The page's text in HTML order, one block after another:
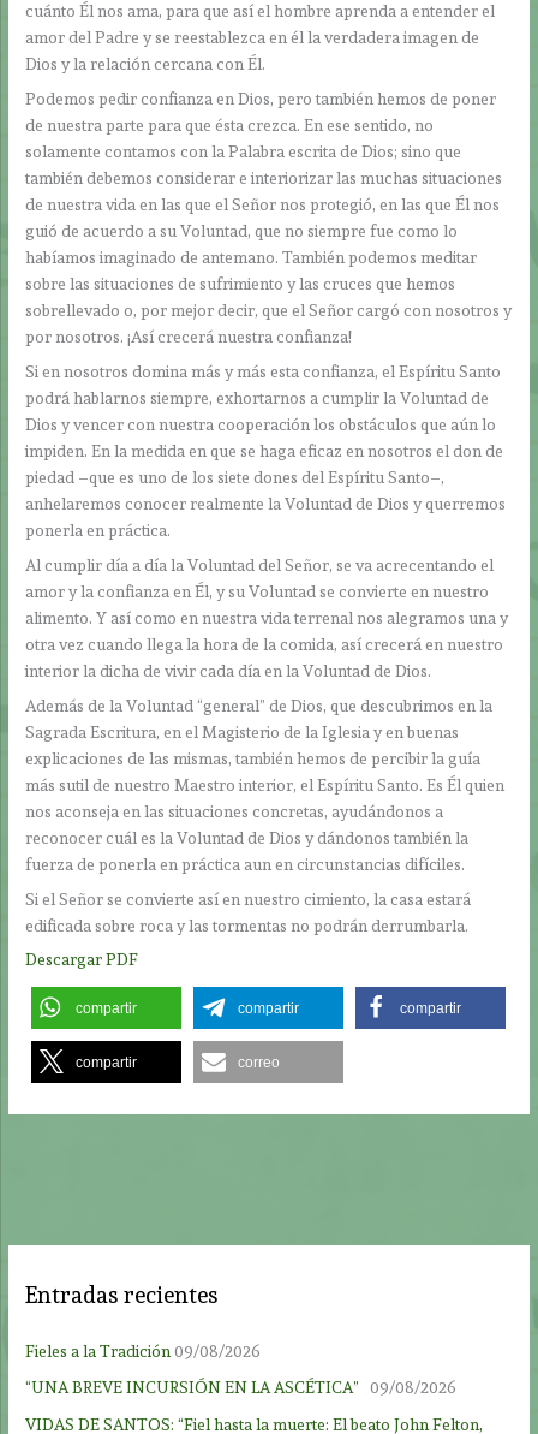
cuánto Él nos ama, para que así el hombre aprenda a entender el
amor del Padre y se reestablezca en él la verdadera imagen de
Dios y la relación cercana con Él.
Podemos pedir confianza en Dios, pero también hemos de poner
de nuestra parte para que ésta crezca. En ese sentido, no
solamente contamos con la Palabra escrita de Dios; sino que
también debemos considerar e interiorizar las muchas situaciones
de nuestra vida en las que el Señor nos protegió, en las que Él nos
guió de acuerdo a su Voluntad, que no siempre fue como lo
habíamos imaginado de antemano. También podemos meditar
sobre las situaciones de sufrimiento y las cruces que hemos
sobrellevado o, por mejor decir, que el Señor cargó con nosotros y
por nosotros. ¡Así crecerá nuestra confianza!
Si en nosotros domina más y más esta confianza, el Espíritu Santo
podrá hablarnos siempre, exhortarnos a cumplir la Voluntad de
Dios y vencer con nuestra cooperación los obstáculos que aún lo
impiden. En la medida en que se haga eficaz en nosotros el don de
piedad –que es uno de los siete dones del Espíritu Santo–,
anhelaremos conocer realmente la Voluntad de Dios y querremos
ponerla en práctica.
Al cumplir día a día la Voluntad del Señor, se va acrecentando el
amor y la confianza en Él, y su Voluntad se convierte en nuestro
alimento. Y así como en nuestra vida terrenal nos alegramos una y
otra vez cuando llega la hora de la comida, así crecerá en nuestro
interior la dicha de vivir cada día en la Voluntad de Dios.
Además de la Voluntad “general” de Dios, que descubrimos en la
Sagrada Escritura, en el Magisterio de la Iglesia y en buenas
explicaciones de las mismas, también hemos de percibir la guía
más sutil de nuestro Maestro interior, el Espíritu Santo. Es Él quien
nos aconseja en las situaciones concretas, ayudándonos a
reconocer cuál es la Voluntad de Dios y dándonos también la
fuerza de ponerla en práctica aun en circunstancias difíciles.
Si el Señor se convierte así en nuestro cimiento, la casa estará
edificada sobre roca y las tormentas no podrán derrumbarla.
Descargar PDF
compartir compartir compartir
compartir correo
Entradas recientes
Fieles a la Tradición 09/08/2026
“UNA BREVE INCURSIÓN EN LA ASCÉTICA”
09/08/2026
VIDAS DE SANTOS: “Fiel hasta la muerte: El beato John Felton,